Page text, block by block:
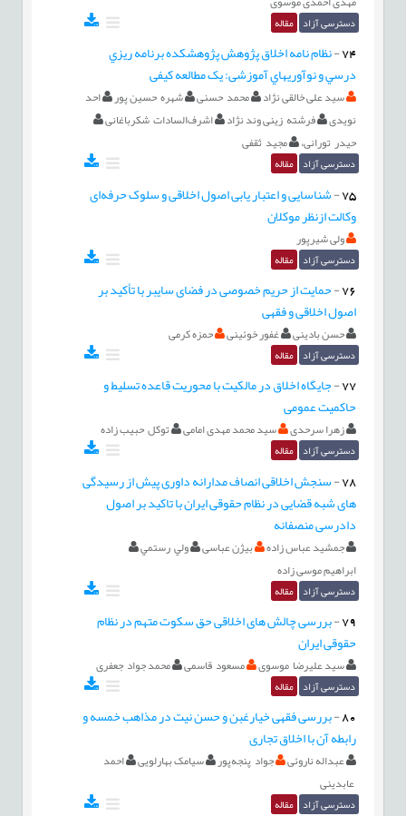
دسترسی آزاد مقاله
74
-نظام نامه اخلاق پژوهش پژوهشكده برنامه ريزي
درسي و نوآوريهاي آموزشی: یک مطالعه کیفی
سید علی خالقی نژاد محمد حسنی شهره حسین پور
احد
نویدی
فرشته زینی وند نژاد
اشرف‌السادات شکرباغانی
حیدر تورانی، مجید ثقفی
دسترسی آزاد مقاله
75
-شناسایی و اعتبار یابی اصول اخلاقی و سلوک حرفه‌ای
وکالت ازنظر موکلان
ولی شیرپور
دسترسی آزاد مقاله
76
-حمایت از حریم خصوصی در فضای سایبر با تأکید بر
اصول اخلاقی و فقهی
حسن بادینی غفور خوئینی حمزه کرمی
دسترسی آزاد مقاله
77
-جایگاه اخلاق در مالکیت با محوریت قاعده تسلیط و
حاکمیت عمومی
زهرا سرحدی سید محمد مهدی امامی توکل حبیب زاده
دسترسی آزاد مقاله
78
-سنجش اخلاقی انصاف مدارانه داوری پیش از رسیدگی
های شبه قضایی در نظام حقوقی ایران با تاکید بر اصول
دادرسی منصفانه
جمشید عباس زاده بیژن عباسی
ولي رستمي
ابراهیم موسی زاده
دسترسی آزاد مقاله
79
-بررسی چالش های اخلاقی حق سکوت متهم در نظام
حقوقی ایران
سید علیرضا موسوی مسعود قاسمی محمد جواد جعفری
دسترسی آزاد مقاله
80
-بررسی فقهی خیارغبن و حسن نیت در مذاهب خمسه و
رابطه آن با اخلاق تجاری
عبداله ناروئی جواد پنجه‌پور سیامک بهارلویی
احمد
عابدینی
دسترسی آزاد مقاله